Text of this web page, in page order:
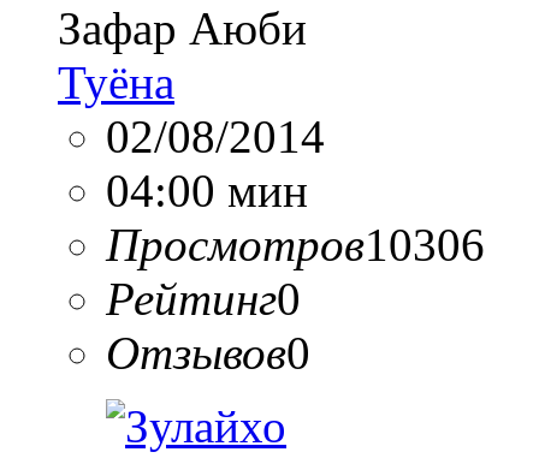
Зафар Аюби
Туёна
02/08/2014
04:00 мин
Просмотров10306
Рейтинг0
Отзывов0